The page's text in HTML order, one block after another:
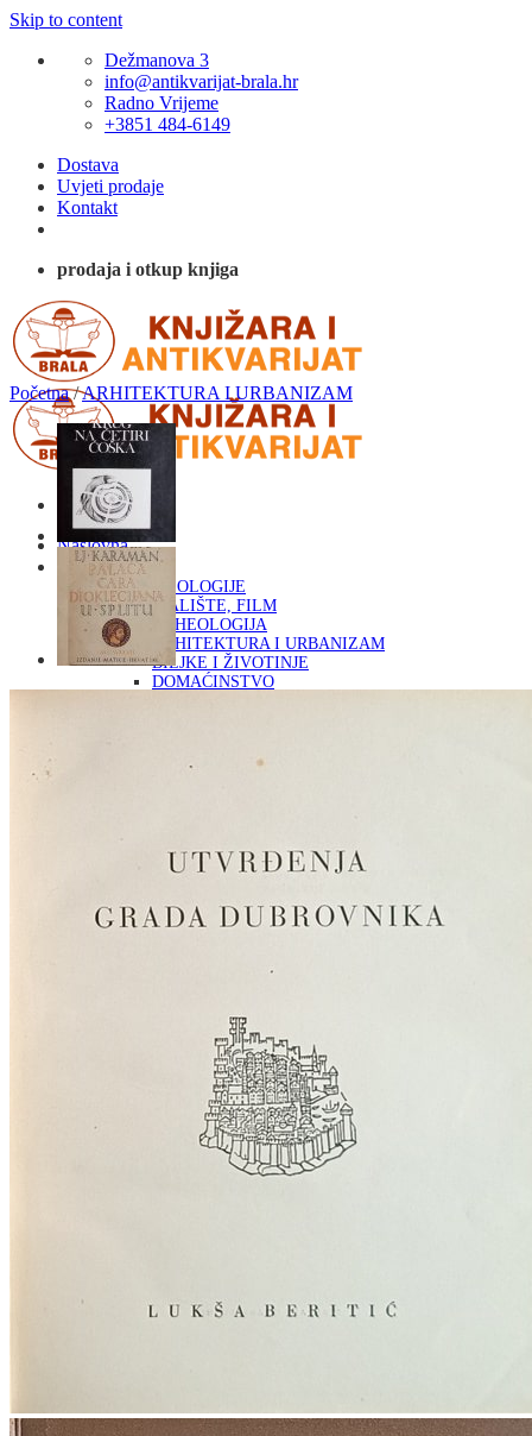
Skip to content
Dežmanova 3
info@antikvarijat-brala.hr
Radno Vrijeme
+3851 484-6149
Dostava
Uvjeti prodaje
Kontakt
prodaja i otkup knjiga
Naslovna
KNJIGE
OD ARHEOLOGIJE
DO KAZALIŠTE, FILM
ARHEOLOGIJA
ARHITEKTURA I URBANIZAM
BILJKE I ŽIVOTINJE
DOMAĆINSTVO
FOTOGRAFIJA
KNJIŽEVNOST
LIKOVNA UMJETNOST
MITOLOGIJA
POVIJEST I PUBLICISTIKA
PSIHOLOGIJA, POPULARNA PSIHOLOGIJA,
DO ZEMLJOVIDA
RJEČNICI, GRAMATIKE, PRAVOPISI…
STRIPOVI
TEHNIČKE ZNANOSTI
TEORIJA I POVIJEST KNJIŽEVNOSTI
Novosti
Početna /ARHITEKTURA I URBANIZAM